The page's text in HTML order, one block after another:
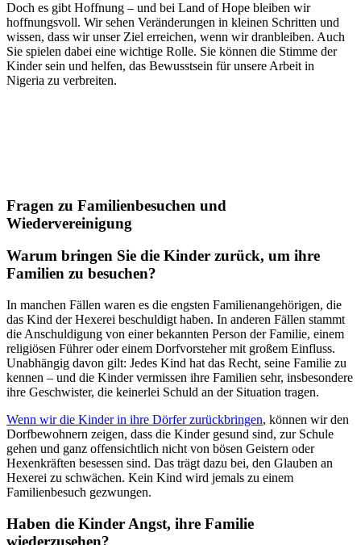
Doch es gibt Hoffnung – und bei Land of Hope bleiben wir
hoffnungsvoll. Wir sehen Veränderungen in kleinen Schritten und
wissen, dass wir unser Ziel erreichen, wenn wir dranbleiben. Auch
Sie spielen dabei eine wichtige Rolle. Sie können die Stimme der
Kinder sein und helfen, das Bewusstsein für unsere Arbeit in
Nigeria zu verbreiten.
Fragen zu Familienbesuchen und
Wiedervereinigung
Warum bringen Sie die Kinder zurück, um ihre
Familien zu besuchen?
In manchen Fällen waren es die engsten Familienangehörigen, die
das Kind der Hexerei beschuldigt haben. In anderen Fällen stammt
die Anschuldigung von einer bekannten Person der Familie, einem
religiösen Führer oder einem Dorfvorsteher mit großem Einfluss.
Unabhängig davon gilt: Jedes Kind hat das Recht, seine Familie zu
kennen – und die Kinder vermissen ihre Familien sehr, insbesondere
ihre Geschwister, die keinerlei Schuld an der Situation tragen.
Wenn wir die Kinder in ihre Dörfer zurückbringen, können wir den
Dorfbewohnern zeigen, dass die Kinder gesund sind, zur Schule
gehen und ganz offensichtlich nicht von bösen Geistern oder
Hexenkräften besessen sind. Das trägt dazu bei, den Glauben an
Hexerei zu schwächen. Kein Kind wird jemals zu einem
Familienbesuch gezwungen.
Haben die Kinder Angst, ihre Familie
wiederzusehen?